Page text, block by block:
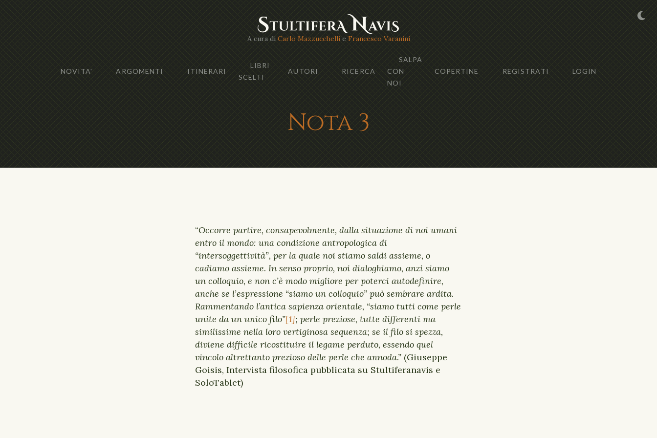
A cura di Carlo Mazzucchellie Francesco Varanini
NOVITA' ARGOMENTI ITINERARI
LIBRI
SCELTI
AUTORI RICERCA
SALPA
CON
NOI
COPERTINE REGISTRATI LOGIN
Nota 3
“Occorre partire, consapevolmente, dalla situazione di noi umani
entro il mondo: una condizione antropologica di
“intersoggettività”, per la quale noi stiamo saldi assieme, o
cadiamo assieme. In senso proprio, noi dialoghiamo, anzi siamo
un colloquio, e non c’è modo migliore per poterci autodefinire,
anche se l’espressione “siamo un colloquio” può sembrare ardita.
Rammentando l’antica sapienza orientale, “siamo tutti come perle
unite da un unico filo”[1]; perle preziose, tutte differenti ma
similissime nella loro vertiginosa sequenza; se il filo si spezza,
diviene difficile ricostituire il legame perduto, essendo quel
vincolo altrettanto prezioso delle perle che annoda.” (Giuseppe
Goisis, Intervista filosofica pubblicata su Stultiferanavis e
SoloTablet)